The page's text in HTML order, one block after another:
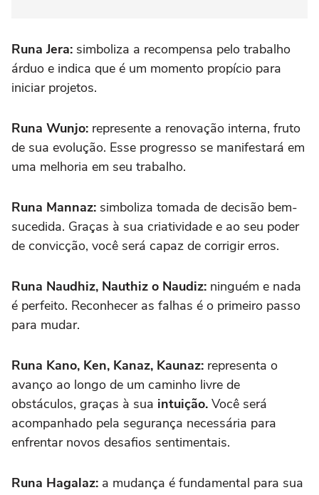
Runa Jera: simboliza a recompensa pelo trabalho
árduo e indica que é um momento propício para
iniciar projetos.
Runa Wunjo: represente a renovação interna, fruto
de sua evolução. Esse progresso se manifestará em
uma melhoria em seu trabalho.
Runa Mannaz: simboliza tomada de decisão bem-
sucedida. Graças à sua criatividade e ao seu poder
de convicção, você será capaz de corrigir erros.
Runa Naudhiz, Nauthiz o Naudiz: ninguém e nada
é perfeito. Reconhecer as falhas é o primeiro passo
para mudar.
Runa Kano, Ken, Kanaz, Kaunaz: representa o
avanço ao longo de um caminho livre de
obstáculos, graças à sua intuição. Você será
acompanhado pela segurança necessária para
enfrentar novos desafios sentimentais.
Runa Hagalaz: a mudança é fundamental para sua